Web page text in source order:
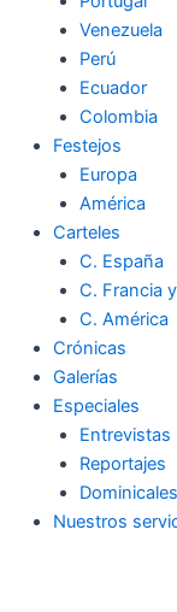
Venezuela
Perú
Ecuador
Colombia
Festejos
Europa
América
Carteles
C. España
C. Francia
C. América
Crónicas
Galerías
Especiales
Entrevistas
Reportajes
Dominicales
Nuestros